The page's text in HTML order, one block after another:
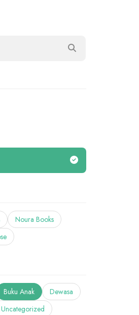
Noura Books
Buku Anak
Dewasa
Uncategorized